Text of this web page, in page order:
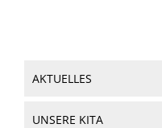
AKTUELLES
UNSERE KITA